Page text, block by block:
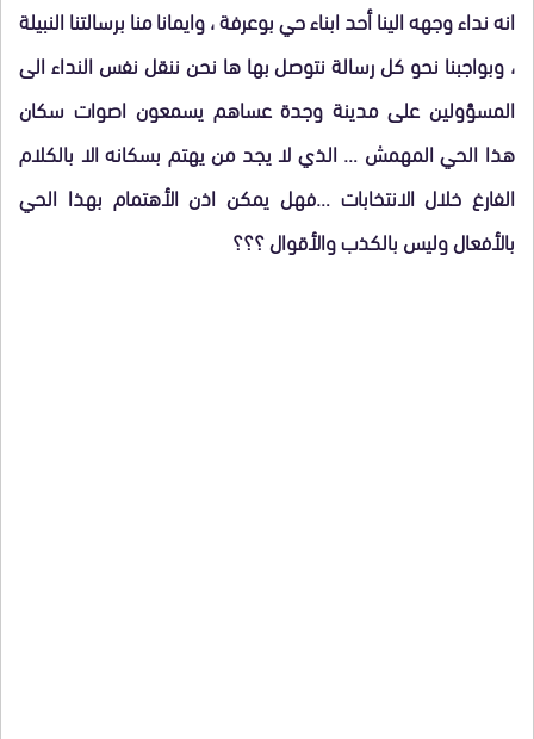
انه نداء وجهه الينا أحد ابناء حي بوعرفة ، وايمانا منا برسالتنا النبيلة
، وبواجبنا نحو كل رسالة نتوصل بها ها نحن ننقل نفس النداء الى
المسؤولين على مدينة وجدة عساهم يسمعون اصوات سكان
هذا الحي المهمش … الذي لا يجد من يهتم بسكانه الا بالكلام
الفارغ خلال الانتخابات …فهل يمكن اذن الأهتمام بهذا الحي
بالأفعال وليس بالكذب والأقوال ؟؟؟